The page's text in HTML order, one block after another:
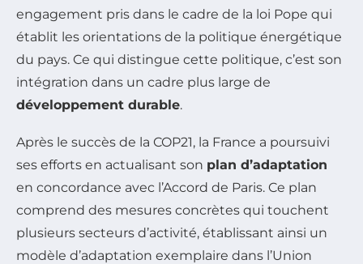
engagement pris dans le cadre de la loi Pope qui
établit les orientations de la politique énergétique
du pays. Ce qui distingue cette politique, c’est son
intégration dans un cadre plus large de
développement durable.
Après le succès de la COP21, la France a poursuivi
ses efforts en actualisant son plan d’adaptation
en concordance avec l’Accord de Paris. Ce plan
comprend des mesures concrètes qui touchent
plusieurs secteurs d’activité, établissant ainsi un
modèle d’adaptation exemplaire dans l’Union